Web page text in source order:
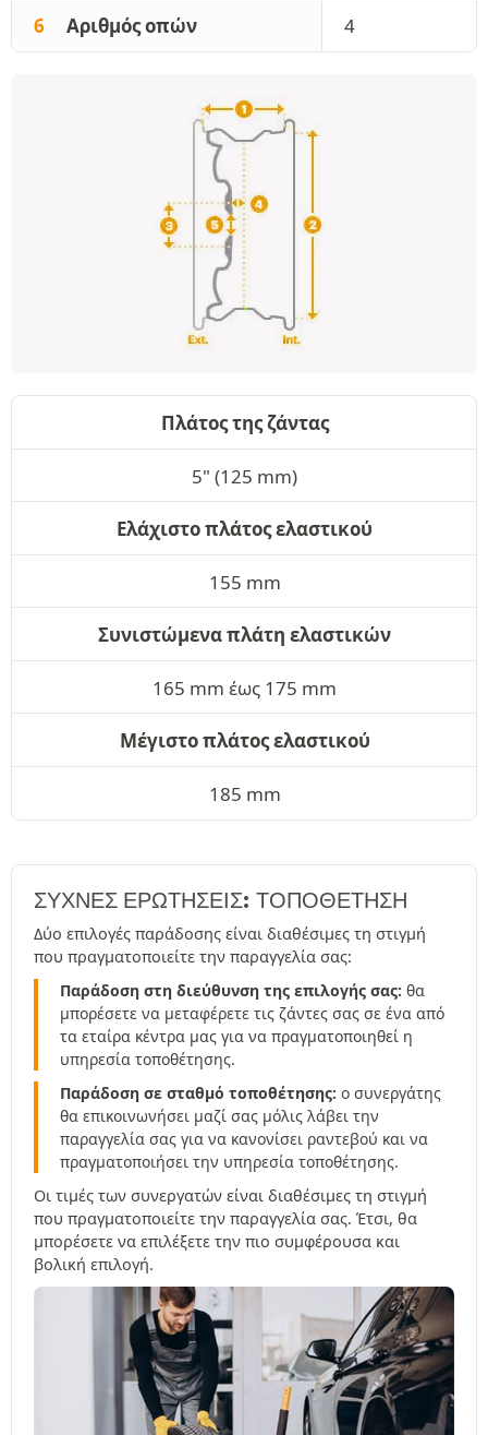
6 Αριθμός οπών 4
Πλάτος της ζάντας
5" (125 mm)
Ελάχιστο πλάτος ελαστικού
155 mm
Συνιστώμενα πλάτη ελαστικών
165 mm έως 175 mm
Μέγιστο πλάτος ελαστικού
185 mm
ΣΥΧΝΈΣ ΕΡΩΤΉΣΕΙΣ: ΤΟΠΟΘΕΤΗΣΗ
Δύο επιλογές παράδοσης είναι διαθέσιμες τη στιγμή
που πραγματοποιείτε την παραγγελία σας:
Παράδοση στη διεύθυνση της επιλογής σας: θα
μπορέσετε να μεταφέρετε τις ζάντες σας σε ένα από
τα εταίρα κέντρα μας για να πραγματοποιηθεί η
υπηρεσία τοποθέτησης.
Παράδοση σε σταθμό τοποθέτησης: ο συνεργάτης
θα επικοινωνήσει μαζί σας μόλις λάβει την
παραγγελία σας για να κανονίσει ραντεβού και να
πραγματοποιήσει την υπηρεσία τοποθέτησης.
Οι τιμές των συνεργατών είναι διαθέσιμες τη στιγμή
που πραγματοποιείτε την παραγγελία σας. Έτσι, θα
μπορέσετε να επιλέξετε την πιο συμφέρουσα και
βολική επιλογή.